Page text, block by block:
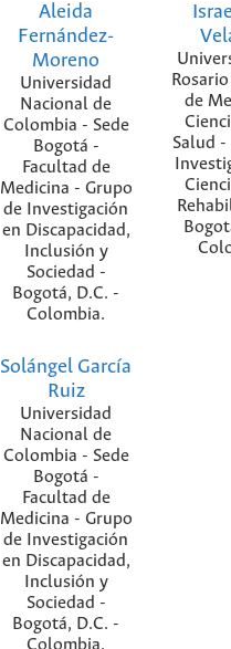
Aleida
Fernández-
Moreno
Universidad
Nacional de
Colombia - Sede
Bogotá -
Facultad de
Medicina - Grupo
de Investigación
en Discapacidad,
Inclusión y
Sociedad -
Bogotá, D.C. -
Colombia.
de
Salud -
Solángel García
Ruiz
Universidad
Nacional de
Colombia - Sede
Bogotá -
Facultad de
Medicina - Grupo
de Investigación
en Discapacidad,
Inclusión y
Sociedad -
Bogotá, D.C. -
Colombia.